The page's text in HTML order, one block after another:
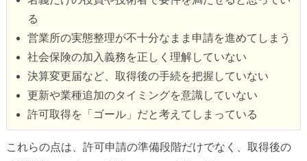
る
営業所の実態整理が不十分なまま申請を進めてしまう
社会保険の加入義務を正しく理解していない
決算変更届など、取得後の手続を把握していない
更新や業種追加のタイミングを意識していない
許可取得を「ゴール」だと考えてしまっている
これらの点は、許可申請の準備段階だけでなく、取得後の